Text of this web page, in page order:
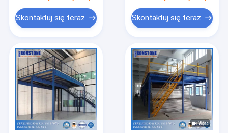
Skontaktuj się teraz Skontaktuj się teraz